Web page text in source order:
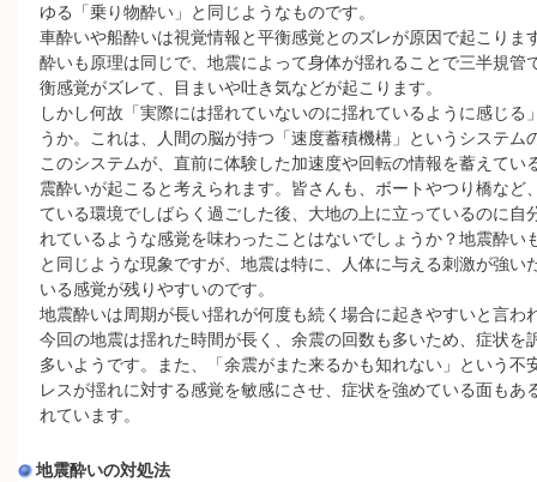
ゆる「乗り物酔い」と同じようなものです。
車酔いや船酔いは視覚情報と平衡感覚とのズレが原因で起こりま
酔いも原理は同じで、地震によって身体が揺れることで三半規管
衡感覚がズレて、目まいや吐き気などが起こります。
しかし何故「実際には揺れていないのに揺れているように感じる
うか。これは、人間の脳が持つ「速度蓄積機構」というシステム
このシステムが、直前に体験した加速度や回転の情報を蓄えてい
震酔いが起こると考えられます。皆さんも、ボートやつり橋など
ている環境でしばらく過ごした後、大地の上に立っているのに自
れているような感覚を味わったことはないでしょうか？地震酔い
と同じような現象ですが、地震は特に、人体に与える刺激が強い
いる感覚が残りやすいのです。
地震酔いは周期が長い揺れが何度も続く場合に起きやすいと言わ
今回の地震は揺れた時間が長く、余震の回数も多いため、症状を
多いようです。また、「余震がまた来るかも知れない」という不
レスが揺れに対する感覚を敏感にさせ、症状を強めている面もあ
れています。
地震酔いの対処法